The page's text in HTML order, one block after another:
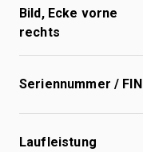
Bild, Ecke vorne
rechts
Seriennummer / FIN
Laufleistung